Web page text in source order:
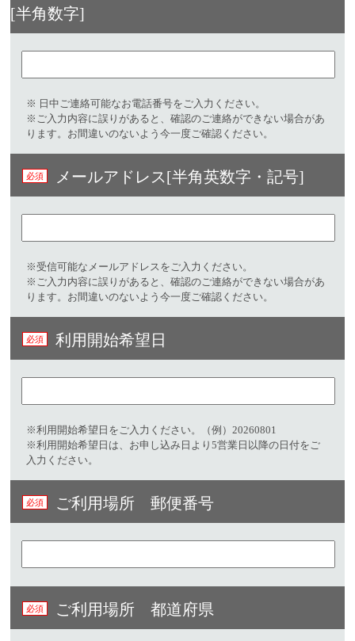
[半角数字]
※ 日中ご連絡可能なお電話番号をご入力ください。​
※ご入力内容に誤りがあると、確認のご連絡ができない場合があ
ります。お間違いのないよう今一度ご確認ください。
メールアドレス[半角英数字・記号]​
※受信可能なメールアドレスをご入力ください。​
※ご入力内容に誤りがあると、確認のご連絡ができない場合があ
ります。お間違いのないよう今一度ご確認ください。
利用開始希望日
※利用開始希望日をご入力ください。（例）20260801​
※利用開始希望日は、お申し込み日より5営業日以降の日付をご
入力ください。
ご利用場所 郵便番号
ご利用場所 都道府県